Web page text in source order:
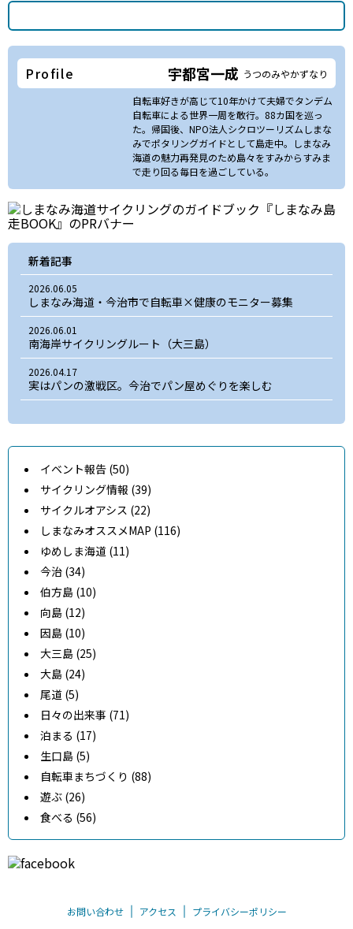
Profile 宇都宮一成 うつのみやかずなり
自転車好きが高じて10年かけて夫婦でタンデム
自転車による世界一周を敢行。88カ国を巡っ
た。帰国後、NPO法人シクロツーリズムしまな
みでポタリングガイドとして島走中。しまなみ
海道の魅力再発見のため島々をすみからすみま
で走り回る毎日を過ごしている。
新着記事
2026.06.05
しまなみ海道・今治市で自転車×健康のモニター募集
2026.06.01
南海岸サイクリングルート（大三島）
2026.04.17
実はパンの激戦区。今治でパン屋めぐりを楽しむ
イベント報告 (50)
サイクリング情報 (39)
サイクルオアシス (22)
しまなみオススメMAP (116)
ゆめしま海道 (11)
今治 (34)
伯方島 (10)
向島 (12)
因島 (10)
大三島 (25)
大島 (24)
尾道 (5)
日々の出来事 (71)
泊まる (17)
生口島 (5)
自転車まちづくり (88)
遊ぶ (26)
食べる (56)
お問い合わせ アクセス プライバシーポリシー